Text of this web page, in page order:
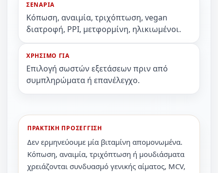
ΣΕΝΑΡΙΑ
Κόπωση, αναιμία, τριχόπτωση, vegan
διατροφή, PPI, μετφορμίνη, ηλικιωμένοι.
ΧΡΗΣΙΜΟ ΓΙΑ
Επιλογή σωστών εξετάσεων πριν από
συμπληρώματα ή επανέλεγχο.
ΠΡΑΚΤΙΚΗ ΠΡΟΣΕΓΓΙΣΗ
Δεν ερμηνεύουμε μία βιταμίνη απομονωμένα.
Κόπωση, αναιμία, τριχόπτωση ή μουδιάσματα
χρειάζονται συνδυασμό γενικής αίματος, MCV,